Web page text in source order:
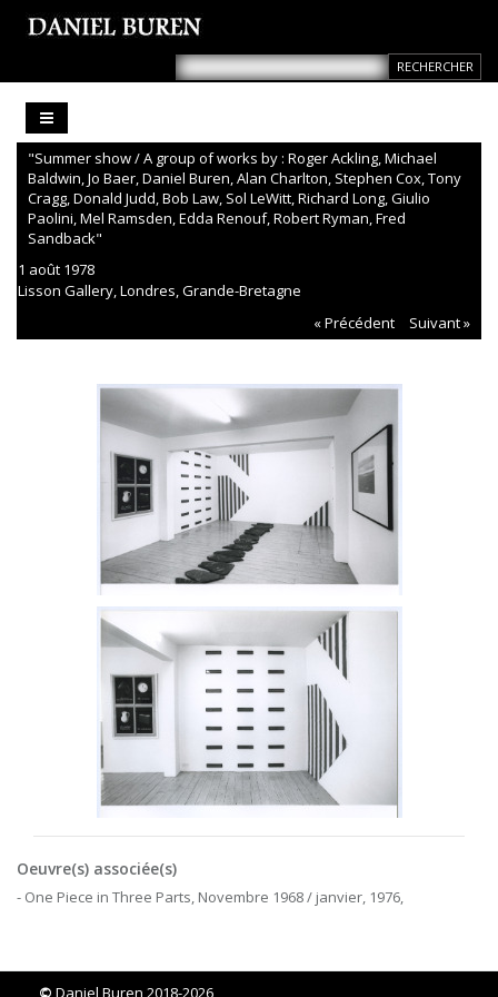
"Summer show / A group of works by : Roger Ackling, Michael
Baldwin, Jo Baer, Daniel Buren, Alan Charlton, Stephen Cox, Tony
Cragg, Donald Judd, Bob Law, Sol LeWitt, Richard Long, Giulio
Paolini, Mel Ramsden, Edda Renouf, Robert Ryman, Fred
Sandback"
1 août 1978
Lisson Gallery, Londres, Grande-Bretagne
« Précédent
Suivant »
Oeuvre(s) associée(s)
- One Piece in Three Parts, Novembre 1968 / janvier, 1976,
© Daniel Buren 2018-2026